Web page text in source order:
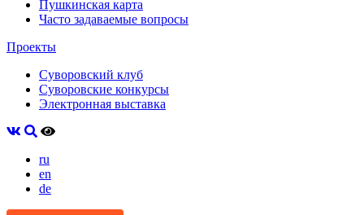
Пушкинская карта
Часто задаваемые вопросы
Проекты
Суворовский клуб
Суворовские конкурсы
Электронная выставка
ru
en
de